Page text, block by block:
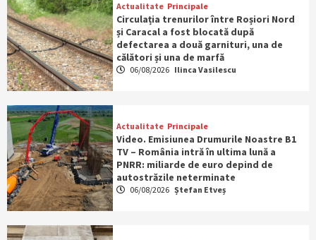
Actualitate Principale
Circulația trenurilor între Roșiori Nord
și Caracal a fost blocată după
defectarea a două garnituri, una de
călători și una de marfă
06/08/2026 Ilinca Vasilescu
Actualitate Principale
Video. Emisiunea Drumurile Noastre B1
TV – România intră în ultima lună a
PNRR: miliarde de euro depind de
autostrăzile neterminate
06/08/2026 Ștefan Etveș